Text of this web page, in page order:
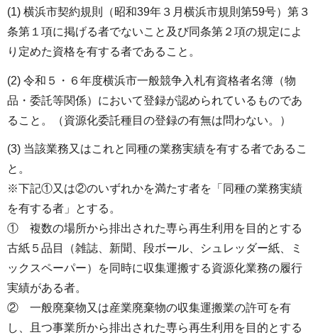
(1) 横浜市契約規則（昭和39年３月横浜市規則第59号）第３
条第１項に掲げる者でないこと及び同条第２項の規定によ
り定めた資格を有する者であること。
(2) 令和５・６年度横浜市一般競争入札有資格者名簿（物
品・委託等関係）において登録が認められているものであ
ること。（資源化委託種目の登録の有無は問わない。）
(3) 当該業務又はこれと同種の業務実績を有する者であるこ
と。
※下記①又は②のいずれかを満たす者を「同種の業務実績
を有する者」とする。
① 複数の場所から排出された専ら再生利用を目的とする
古紙５品目（雑誌、新聞、段ボール、シュレッダー紙、ミ
ックスペーパー）を同時に収集運搬する資源化業務の履行
実績がある者。
② 一般廃棄物又は産業廃棄物の収集運搬業の許可を有
し、且つ事業所から排出された専ら再生利用を目的とする